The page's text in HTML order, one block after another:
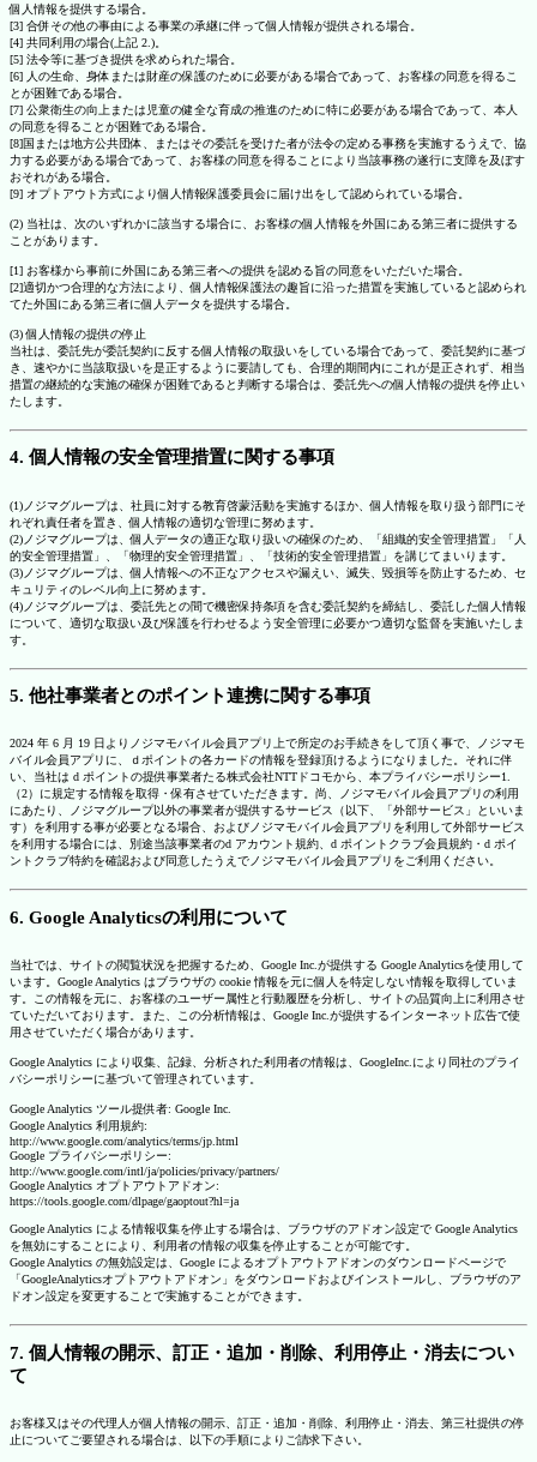
個人情報を提供する場合。
[3] 合併その他の事由による事業の承継に伴って個人情報が提供される場合。
[4] 共同利用の場合(上記 2.)。
[5] 法令等に基づき提供を求められた場合。
[6] 人の生命、身体または財産の保護のために必要がある場合であって、お客様の同意を得るこ
とが困難である場合。
[7] 公衆衛生の向上または児童の健全な育成の推進のために特に必要がある場合であって、本人
の同意を得ることが困難である場合。
[8]国または地方公共団体、またはその委託を受けた者が法令の定める事務を実施するうえで、協
力する必要がある場合であって、お客様の同意を得ることにより当該事務の遂行に支障を及ぼす
おそれがある場合。
[9] オプトアウト方式により個人情報保護委員会に届け出をして認められている場合。
(2) 当社は、次のいずれかに該当する場合に、お客様の個人情報を外国にある第三者に提供する
ことがあります。
[1] お客様から事前に外国にある第三者への提供を認める旨の同意をいただいた場合。
[2]適切かつ合理的な方法により、個人情報保護法の趣旨に沿った措置を実施していると認められ
てた外国にある第三者に個人データを提供する場合。
(3) 個人情報の提供の停止
当社は、委託先が委託契約に反する個人情報の取扱いをしている場合であって、委託契約に基づ
き、速やかに当該取扱いを是正するように要請しても、合理的期間内にこれが是正されず、相当
措置の継続的な実施の確保が困難であると判断する場合は、委託先への個人情報の提供を停止い
たします。
4. 個人情報の安全管理措置に関する事項
(1)ノジマグループは、社員に対する教育啓蒙活動を実施するほか、個人情報を取り扱う部門にそ
れぞれ責任者を置き、個人情報の適切な管理に努めます。
(2)ノジマグループは、個人データの適正な取り扱いの確保のため、「組織的安全管理措置」「人
的安全管理措置」、「物理的安全管理措置」、「技術的安全管理措置」を講じてまいります。
(3)ノジマグループは、個人情報への不正なアクセスや漏えい、滅失、毀損等を防止するため、セ
キュリティのレベル向上に努めます。
(4)ノジマグループは、委託先との間で機密保持条項を含む委託契約を締結し、委託した個人情報
について、適切な取扱い及び保護を行わせるよう安全管理に必要かつ適切な監督を実施いたしま
す。
5. 他社事業者とのポイント連携に関する事項
2024 年 6 月 19 日よりノジマモバイル会員アプリ上で所定のお手続きをして頂く事で、ノジマモ
バイル会員アプリに、ｄポイントの各カードの情報を登録頂けるようになりました。それに伴
い、当社は d ポイントの提供事業者たる株式会社NTTドコモから、本プライバシーポリシー1.
（2）に規定する情報を取得・保有させていただきます。尚、ノジマモバイル会員アプリの利用
にあたり、ノジマグループ以外の事業者が提供するサービス（以下、「外部サービス」といいま
す）を利用する事が必要となる場合、およびノジマモバイル会員アプリを利用して外部サービス
を利用する場合には、別途当該事業者のd アカウント規約、d ポイントクラブ会員規約・d ポイ
ントクラブ特約を確認および同意したうえでノジマモバイル会員アプリをご利用ください。
6. Google Analyticsの利用について
当社では、サイトの閲覧状況を把握するため、Google Inc.が提供する Google Analyticsを使用して
います。Google Analytics はブラウザの cookie 情報を元に個人を特定しない情報を取得していま
す。この情報を元に、お客様のユーザー属性と行動履歴を分析し、サイトの品質向上に利用させ
ていただいております。また、この分析情報は、Google Inc.が提供するインターネット広告で使
用させていただく場合があります。
Google Analytics により収集、記録、分析された利用者の情報は、GoogleInc.により同社のプライ
バシーポリシーに基づいて管理されています。
Google Analytics ツール提供者: Google Inc.
Google Analytics 利用規約:
http://www.google.com/analytics/terms/jp.html
Google プライバシーポリシー:
http://www.google.com/intl/ja/policies/privacy/partners/
Google Analytics オプトアウトアドオン:
https://tools.google.com/dlpage/gaoptout?hl=ja
Google Analytics による情報収集を停止する場合は、ブラウザのアドオン設定で Google Analytics
を無効にすることにより、利用者の情報の収集を停止することが可能です。
Google Analytics の無効設定は、Google によるオプトアウトアドオンのダウンロードページで
「GoogleAnalyticsオプトアウトアドオン」をダウンロードおよびインストールし、ブラウザのア
ドオン設定を変更することで実施することができます。
7. 個人情報の開示、訂正・追加・削除、利用停止・消去につい
て
お客様又はその代理人が個人情報の開示、訂正・追加・削除、利用停止・消去、第三社提供の停
止についてご要望される場合は、以下の手順によりご請求下さい。